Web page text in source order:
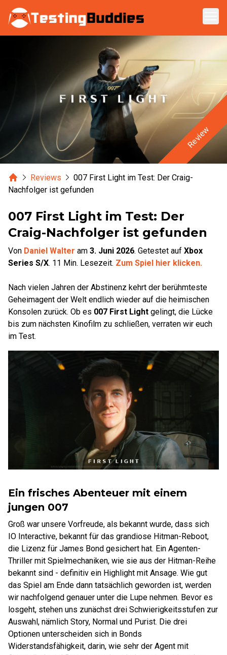
Zum Hauptinhalt springen
Review
HomeReviews
007 First Light im Test: Der Craig-
Nachfolger ist gefunden
007 First Light im Test: Der
Craig-Nachfolger ist gefunden
Von Daniel Walter am 3. Juni 2026. Getestet auf Xbox
Series S/X. 11 Min. Lesezeit. Zum Spiel hier klicken.
Nach vielen Jahren der Abstinenz kehrt der berühmteste
Geheimagent der Welt endlich wieder auf die heimischen
Konsolen zurück. Ob es 007 First Light gelingt, die Lücke
bis zum nächsten Kinofilm zu schließen, verraten wir euch
im Test.
Ein frisches Abenteuer mit einem
jungen 007
Groß war unsere Vorfreude, als bekannt wurde, dass sich
IO Interactive, bekannt für das grandiose Hitman-Reboot,
die Lizenz für James Bond gesichert hat. Ein Agenten-
Thriller mit Spielmechaniken, wie sie aus der Hitman-Reihe
bekannt sind - definitiv ein Highlight mit Ansage. Wie gut
das Spiel am Ende dann tatsächlich geworden ist, werden
wir nachfolgend genauer unter die Lupe nehmen. Bevor es
losgeht, stehen uns zunächst drei Schwierigkeitsstufen zur
Auswahl, nämlich Story, Normal und Purist. Die drei
Optionen unterscheiden sich in Bonds
Widerstandsfähigkeit, darin, wie sehr der Agent mit